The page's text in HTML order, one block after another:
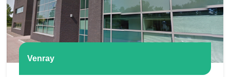
Venray